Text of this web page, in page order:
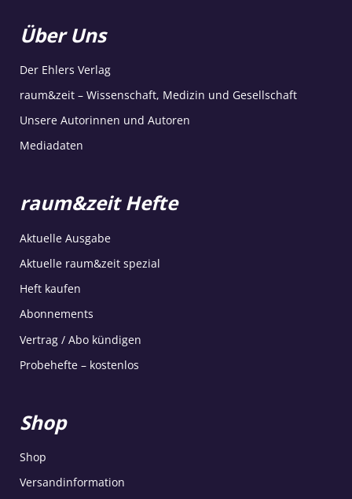
Über Uns
Der Ehlers Verlag
raum&zeit – Wissenschaft, Medizin und Gesellschaft
Unsere Autorinnen und Autoren
Mediadaten
raum&zeit Hefte
Aktuelle Ausgabe
Aktuelle raum&zeit spezial
Heft kaufen
Abonnements
Vertrag / Abo kündigen
Probehefte – kostenlos
Shop
Shop
Versandinformation